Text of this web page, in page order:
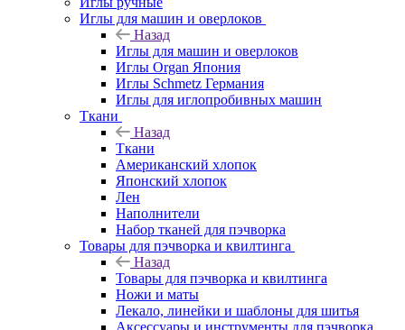
Иглы для машин и оверлоков
Назад
Иглы для машин и оверлоков
Иглы Organ Япония
Иглы Schmetz Германия
Иглы для иглопробивных машин
Ткани
Назад
Ткани
Американский хлопок
Японский хлопок
Лен
Наполнители
Набор тканей для пэчворка
Товары для пэчворка и квилтинга
Назад
Товары для пэчворка и квилтинга
Ножи и маты
Лекало, линейки и шаблоны для шитья
Аксессуары и инструменты для пэчворка